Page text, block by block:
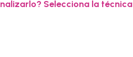
Selecciona la técnica